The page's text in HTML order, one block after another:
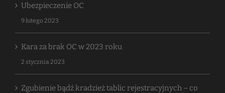
Ubezpieczenie OC
9 lutego 2023
Kara za brak OC w 2023 roku
2 stycznia 2023
Zgubienie bądź kradzież tablic rejestracyjnych – co